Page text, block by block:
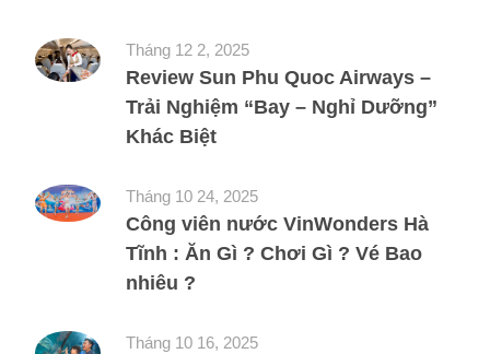
Tháng 12 2, 2025
Review Sun Phu Quoc Airways –
Trải Nghiệm “Bay – Nghỉ Dưỡng”
Khác Biệt
Tháng 10 24, 2025
Công viên nước VinWonders Hà
Tĩnh : Ăn Gì ? Chơi Gì ? Vé Bao
nhiêu ?
Tháng 10 16, 2025